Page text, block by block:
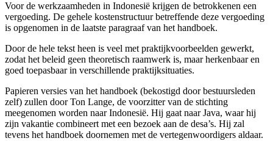
Voor de werkzaamheden in Indonesië krijgen de betrokkenen een
vergoeding. De gehele kostenstructuur betreffende deze vergoeding
is opgenomen in de laatste paragraaf van het handboek.
Door de hele tekst heen is veel met praktijkvoorbeelden gewerkt,
zodat het beleid geen theoretisch raamwerk is, maar herkenbaar en
goed toepasbaar in verschillende praktijksituaties.
Papieren versies van het handboek (bekostigd door bestuursleden
zelf) zullen door Ton Lange, de voorzitter van de stichting
meegenomen worden naar Indonesië. Hij gaat naar Java, waar hij
zijn vakantie combineert met een bezoek aan de desa’s. Hij zal
tevens het handboek doornemen met de vertegenwoordigers aldaar.